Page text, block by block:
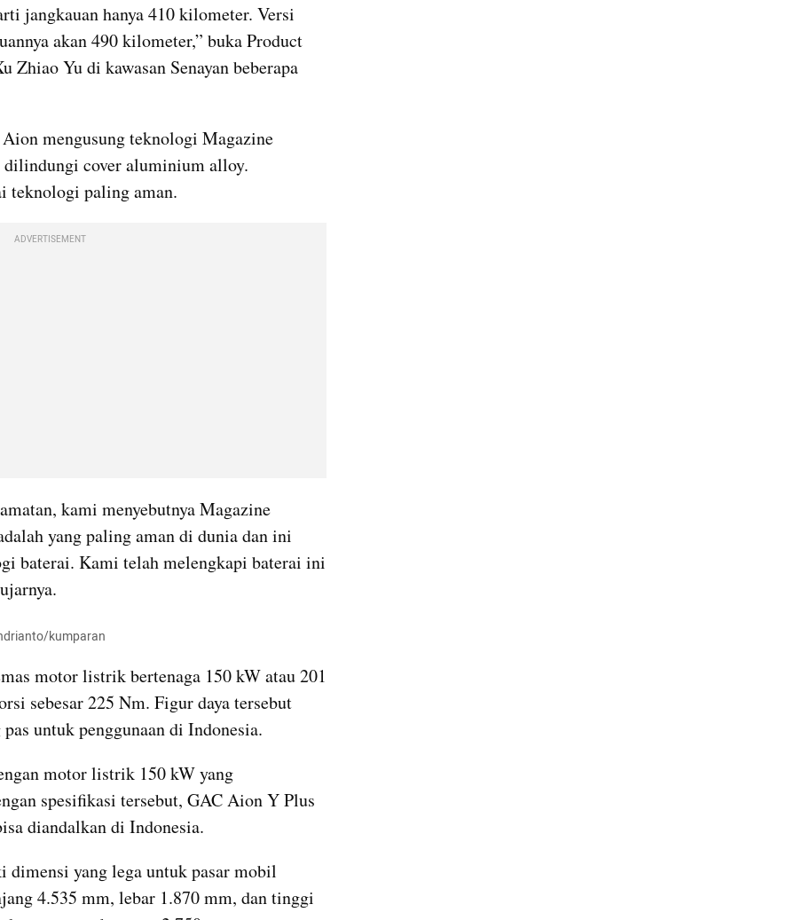
jangkauan hanya 410 kilometer. Versi
akan 490 kilometer,” buka Product
Yu di kawasan Senayan beberapa
mengusung teknologi Magazine
cover aluminium alloy.
teknologi paling aman.
ADVERTISEMENT
kami menyebutnya Magazine
yang paling aman di dunia dan ini
baterai. Kami telah melengkapi baterai ini
kumparan
motor listrik bertenaga 150 kW atau 201
sebesar 225 Nm. Figur daya tersebut
untuk penggunaan di Indonesia.
motor listrik 150 kW yang
spesifikasi tersebut, GAC Aion Y Plus
diandalkan di Indonesia.
yang lega untuk pasar mobil
4.535 mm, lebar 1.870 mm, dan tinggi